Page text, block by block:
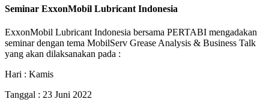
Seminar ExxonMobil Lubricant Indonesia
ExxonMobil Lubricant Indonesia bersama PERTABI mengadakan
seminar dengan tema MobilServ Grease Analysis & Business Talk
yang akan dilaksanakan pada :
Hari : Kamis
Tanggal : 23 Juni 2022